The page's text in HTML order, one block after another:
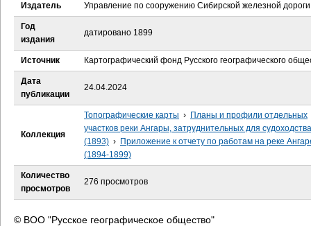
з
д
е
с
Издатель Управление по сооружению Сибирской железной дороги
Год
издания
датировано 1899
Источник Картографический фонд Русского географического
Дата
публикации
24.04.2024
Коллекция
Топографические карты › Планы и профили отдельных
участков реки Ангары, затруднительных для судоходства
(1893) › Приложение к отчету по работам на реке
(1894-1899)
Количество
просмотров
276 просмотров
© ВОО "Русское географическое общество"